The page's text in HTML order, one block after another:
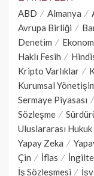
ABD Almanya
Avrupa Birliği
Denetim
Haklı Fesih
Kripto Varlıklar
Kurumsal
Sermaye Piyasası
Sözleşme
Uluslararası Hukuk
Yapay Zeka
Çin
İflas
İş Sözleşmesi